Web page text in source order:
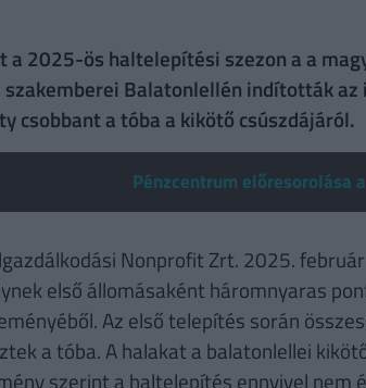
a 2025-ös haltelepítési szezon a a
Balatonlellén indították
csobbant a tóba a kikötő csúszdájáról.
Pénzcentrum előresorolása
Nonprofit Zrt. 2025.
első állomásaként háromnyaras
Az első telepítés során
a tóba. A halakat a balatonlellei
szerint a haltelepítés ennyivel nem